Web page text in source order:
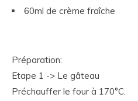
60ml de crème fraîche
Préparation:
Etape 1 -> Le gâteau
Préchauffer le four à 170°C.